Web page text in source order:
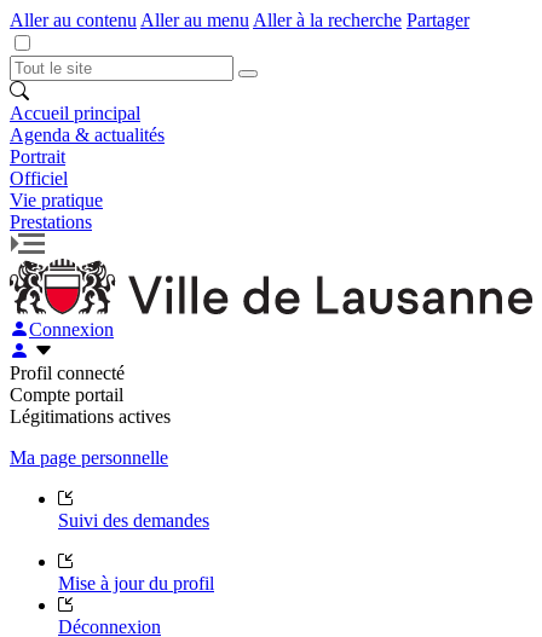
Aller au contenu Aller au menu Aller à la recherche Partager
Accueil principal
Agenda & actualités
Portrait
Officiel
Vie pratique
Prestations
Connexion
Profil connecté
Compte portail
Légitimations actives
Ma page personnelle
Suivi des demandes
Mise à jour du profil
Déconnexion